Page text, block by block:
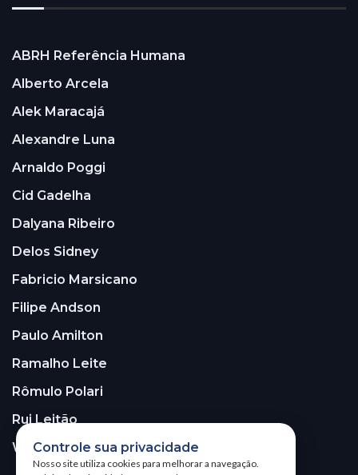
ABRH Referência Humana
Alberto Arcela
Alek Maracajá
Alexandre Luna
Arnaldo Poggi
Cid Gadelha
Dalyana Ribeiro
Delos Sidney
Fabricio Marsicano
Filipe Andson
Paulo Amilton
Ramalho Leite
Rômulo Polari
Rui Leitão
Walter Santos
Controle sua privacidade
Nosso site utiliza cookies para melhorar a navegação.